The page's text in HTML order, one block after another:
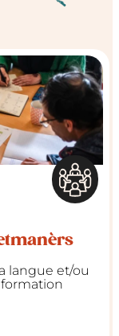
langue et/ou